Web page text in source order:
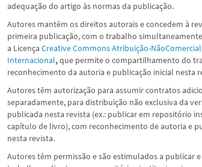
adequação do artigo às normas da publicação.
Autores mantêm os direitos autorais e concedem à
primeira publicação, com o trabalho
a LicençaCreative Commons Atribuição-
Internacional,que permite o compartilhamento do
reconhecimento da autoria e publicação inicial nesta
Autores têm autorização para assumir contratos
separadamente, para distribuição não exclusiva da
publicada nesta revista (ex.: publicar em repositório
capítulo de livro), com reconhecimento de autoria e
nesta revista.
Autores têm permissão e são estimulados a publicar